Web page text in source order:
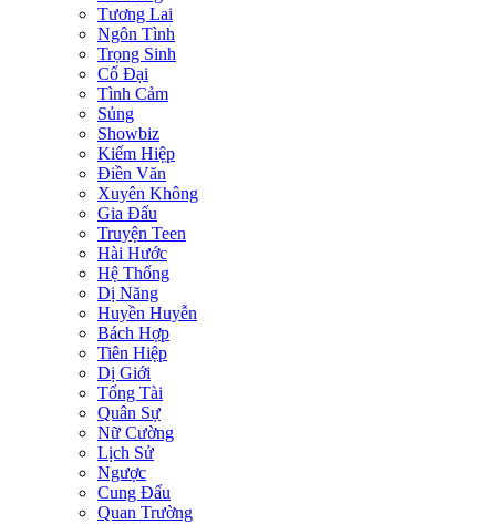
Tương Lai
Ngôn Tình
Trọng Sinh
Cổ Đại
Tình Cảm
Sủng
Showbiz
Kiếm Hiệp
Điền Văn
Xuyên Không
Gia Đấu
Truyện Teen
Hài Hước
Hệ Thống
Dị Năng
Huyền Huyễn
Bách Hợp
Tiên Hiệp
Dị Giới
Tổng Tài
Quân Sự
Nữ Cường
Lịch Sử
Ngược
Cung Đấu
Quan Trường